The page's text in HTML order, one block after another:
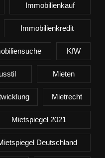
Immobilienkauf
Immobilienkredit
KfW
Mieten
Mietrecht
Mietspiegel 2021
Deutschland